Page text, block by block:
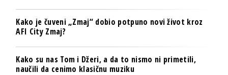
Kako je čuveni „Zmaj“ dobio potpuno novi život kroz
AFI City Zmaj?
Kako su nas Tom i Džeri, a da to nismo ni primetili,
naučili da cenimo klasičnu muziku